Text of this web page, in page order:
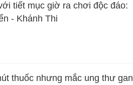
tiết mục giờ ra chơi độc đáo:
- Khánh Thi
thuốc nhưng mắc ung thư gan